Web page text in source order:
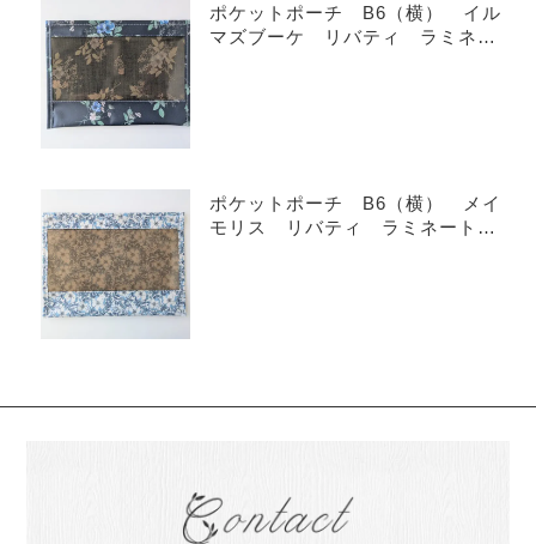
ポケットポーチ B6（横） イル
マズブーケ リバティ ラミネー
ポケットポーチ B6（横） メイ
モリス リバティ ラミネート